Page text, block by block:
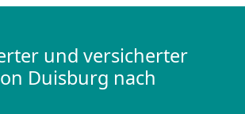
und versicherter
Duisburg nach